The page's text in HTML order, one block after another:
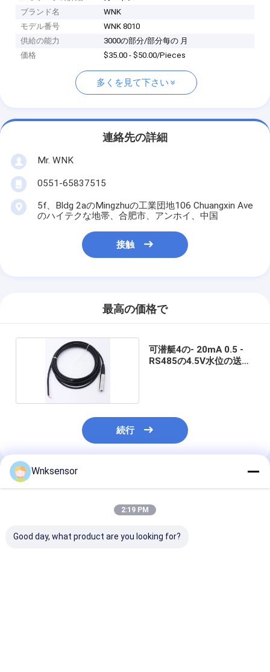
ブランド名
WNK
モデル番号
WNK 8010
供給の能力
3000の部分/部分每の 月
価格
$35.00 - $50.00/Pieces
多くを見て下さい
連絡先の詳細
Mr. WNK
0551-65837515
5f、Bldg 2aのMingzhuの工業団地106 Chuangxin Ave
のハイテクな地帯、合肥市、アンホイ、中国
接触
最高の価格で
可潜艇4の- 20mA 0.5 -
RS485の4.5V水位の送信
続行
推薦されたプロダクト
Wnksensor
2:19 PM
Good day, what product are you looking for?